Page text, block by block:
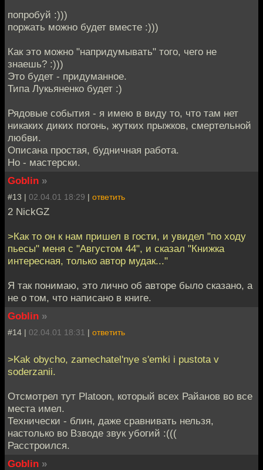
попробуй :)))
поржать можно будет вместе :)))
Как это можно "напридумывать" того, чего не
знаешь? :)))
Это будет - придуманное.
Типа Лукьяненко будет :)
Рядовые события - я имею в виду то, что там нет
никаких диких погонь, жутких прыжков, смертельной
любви.
Описана простая, будничная работа.
Но - мастерски.
Goblin »
#13 | 02.04.01 18:29 | ответить
2 NickGZ
>Как то он к нам пришел в гости, и увидел "по ходу
пьесы" меня с "Августом 44", и сказал "Книжка
интересная, только автор мудак..."
Я так понимаю, это лично об авторе было сказано, а
не о том, что написано в книге.
Goblin »
#14 | 02.04.01 18:31 | ответить
>Kak obycho, zamechatel'nye s'emki i pustota v
soderzanii.
Отсмотрел тут Platoon, который всех Райанов во все
места имел.
Технически - блин, даже сравнивать нельзя,
настолько во Взводе звук убогий :(((
Расстроился.
Goblin »